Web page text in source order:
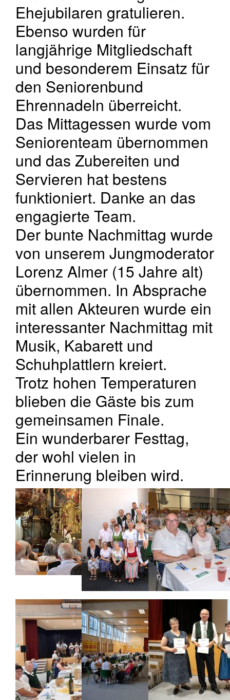
Ehejubilaren gratulieren.
Ebenso wurden für
langjährige Mitgliedschaft
und besonderem Einsatz für
den Seniorenbund
Ehrennadeln überreicht.
Das Mittagessen wurde vom
Seniorenteam übernommen
und das Zubereiten und
Servieren hat bestens
funktioniert. Danke an das
engagierte Team.
Der bunte Nachmittag wurde
von unserem Jungmoderator
Lorenz Almer (15 Jahre alt)
übernommen. In Absprache
mit allen Akteuren wurde ein
interessanter Nachmittag mit
Musik, Kabarett und
Schuhplattlern kreiert.
Trotz hohen Temperaturen
blieben die Gäste bis zum
gemeinsamen Finale.
Ein wunderbarer Festtag,
der wohl vielen in
Erinnerung bleiben wird.